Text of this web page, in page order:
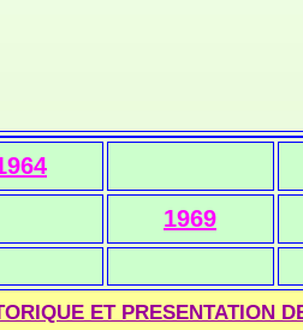
1969
ET PRESENTATION